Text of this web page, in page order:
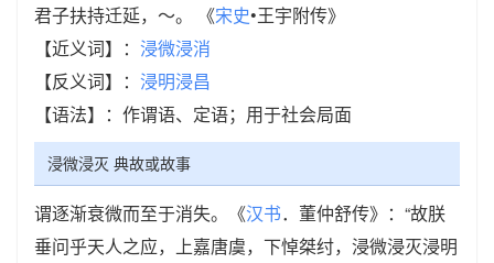
君子扶持迁延，～。 《宋史•王宇附传》
【近义词】： 浸微浸消
【反义词】： 浸明浸昌
【语法】：作谓语、定语；用于社会局面
浸微浸灭 典故或故事
谓逐渐衰微而至于消失。《汉书．董仲舒传》：“故朕
垂问乎天人之应，上嘉唐虞，下悼桀纣，浸微浸灭浸明